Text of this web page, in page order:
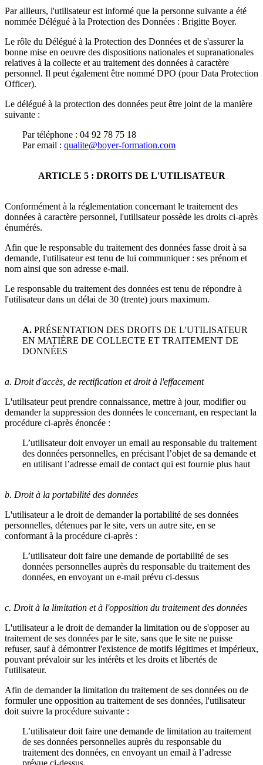
Par ailleurs, l'utilisateur est informé que la personne suivante a été
nommée Délégué à la Protection des Données : Brigitte Boyer.
Le rôle du Délégué à la Protection des Données et de s'assurer la
bonne mise en oeuvre des dispositions nationales et supranationales
relatives à la collecte et au traitement des données à caractère
personnel. Il peut également être nommé DPO (pour Data Protection
Officer).
Le délégué à la protection des données peut être joint de la manière
suivante :
Par téléphone : 04 92 78 75 18
Par email : qualite@boyer-formation.com
ARTICLE 5 : DROITS DE L'UTILISATEUR
Conformément à la réglementation concernant le traitement des
données à caractère personnel, l'utilisateur possède les droits ci-après
énumérés.
Afin que le responsable du traitement des données fasse droit à sa
demande, l'utilisateur est tenu de lui communiquer : ses prénom et
nom ainsi que son adresse e-mail.
Le responsable du traitement des données est tenu de répondre à
l'utilisateur dans un délai de 30 (trente) jours maximum.
A. PRÉSENTATION DES DROITS DE L'UTILISATEUR
EN MATIÈRE DE COLLECTE ET TRAITEMENT DE
DONNÉES
a. Droit d'accès, de rectification et droit à l'effacement
L'utilisateur peut prendre connaissance, mettre à jour, modifier ou
demander la suppression des données le concernant, en respectant la
procédure ci-après énoncée :
L’utilisateur doit envoyer un email au responsable du traitement
des données personnelles, en précisant l’objet de sa demande et
en utilisant l’adresse email de contact qui est fournie plus haut
b. Droit à la portabilité des données
L'utilisateur a le droit de demander la portabilité de ses données
personnelles, détenues par le site, vers un autre site, en se
conformant à la procédure ci-après :
L’utilisateur doit faire une demande de portabilité de ses
données personnelles auprès du responsable du traitement des
données, en envoyant un e-mail prévu ci-dessus
c. Droit à la limitation et à l'opposition du traitement des données
L'utilisateur a le droit de demander la limitation ou de s'opposer au
traitement de ses données par le site, sans que le site ne puisse
refuser, sauf à démontrer l'existence de motifs légitimes et impérieux,
pouvant prévaloir sur les intérêts et les droits et libertés de
l'utilisateur.
Afin de demander la limitation du traitement de ses données ou de
formuler une opposition au traitement de ses données, l'utilisateur
doit suivre la procédure suivante :
L’utilisateur doit faire une demande de limitation au traitement
de ses données personnelles auprès du responsable du
traitement des données, en envoyant un email à l’adresse
prévue ci-dessus